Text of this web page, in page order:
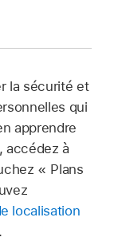
la sécurité et
qui
apprendre
accédez à
« Plans
localisation
.